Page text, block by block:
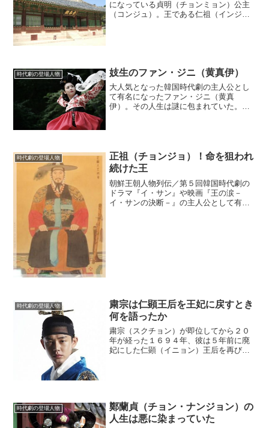
になっている貞明（チョンミョン）公主
（コンジュ）。王である仁祖（インジ
時代劇の登場人物 妓生のファン・ジニ（黄真伊）
大人気となった韓国時代劇の主人公とし
て有名になったファン・ジニ（黄真
伊）。その人生は謎に包まれていた。な
時代劇の登場人物
正祖（チョンジョ）！命を狙われ
続けた王
朝鮮王朝人物列伝／第５回韓国時代劇の
ドラマ『イ・サン』や映画『王の涙－
イ・サンの決断－』の主人公として有名
時代劇の登場人物
粛宗は仁顕王后を王妃に戻すとき
何を語ったか
粛宗（スクチョン）が即位してから２０
年が経った１６９４年、彼は５年前に廃
妃にした仁顕（イニョン）王后を再び王
時代劇の登場人物
鄭蘭貞（チョン・ナンジョン）の
人生は悪に染まっていた